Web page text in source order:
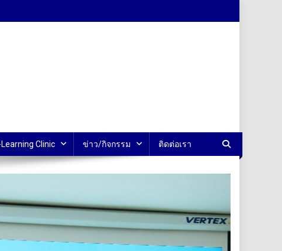
Learning Clinic ข่าว/กิจกรรม ติดต่อเรา